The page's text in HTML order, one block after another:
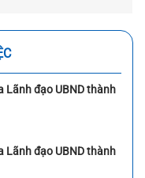
Lãnh đạo UBND thành
Lãnh đạo UBND thành